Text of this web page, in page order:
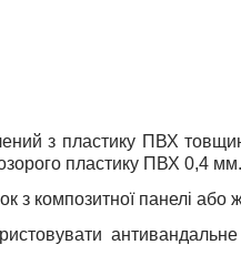
з пластику ПВХ
пластику ПВХ 0,4 мм.
з композитної панелі або